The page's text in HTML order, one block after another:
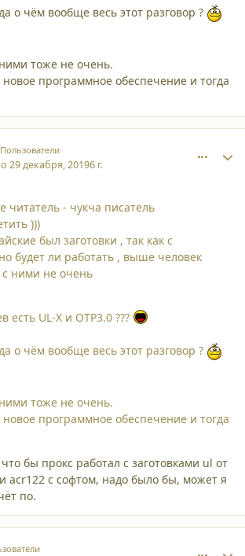
о чём вообще весь этот разговор ?
тоже не очень.
программное обеспечение и тогда
Пользователи
29 декабря, 20196 г.
читатель - чукча писатель
)))
был заготовки , так как с
будет ли работать , выше человек
с ними не очень
есть UL-X и OTP3.0 ???
о чём вообще весь этот разговор ?
тоже не очень.
программное обеспечение и тогда
бы прокс работал с заготовками ul от
acr122 с софтом, надо было бы, может я
по.